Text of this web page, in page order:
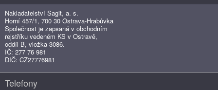
Nakladatelství Sagit, a. s.
Horní 457/1, 700 30 Ostrava-Hrabůvka
Společnost je zapsaná v obchodním
rejstříku vedeném KS v Ostravě,
oddíl B, vložka 3086.
IČ: 277 76 981
DIČ: CZ27776981
Telefony